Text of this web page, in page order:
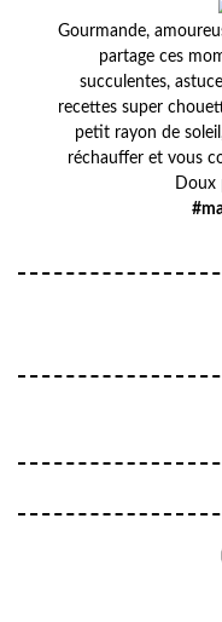
Gourmande,
partage ces
succulentes,
recettes super
petit rayon de
réchauffer et vous
Doux